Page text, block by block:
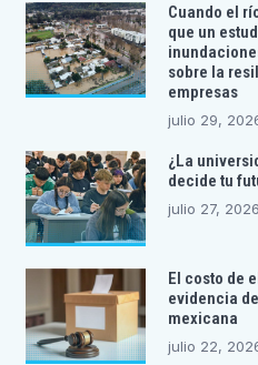
Cuando el
que un
sobre la
empresas
julio 29,
¿La
decide tu
julio 27, 2026
El costo de
evidencia
mexicana
julio 22,